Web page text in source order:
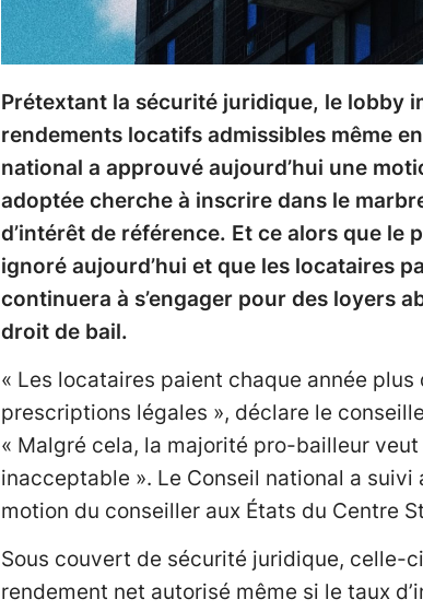
Prétextant la sécurité juridique, le lobby
rendements locatifs admissibles même
national a approuvé aujourd’hui une
adoptée cherche à inscrire dans le
d’intérêt de référence. Et ce alors que le
ignoré aujourd’hui et que les locataires
continuera à s’engager pour des loyers
droit de bail.
« Les locataires paient chaque année
prescriptions légales », déclare le
« Malgré cela, la majorité pro-bailleur
inacceptable ». Le Conseil national a suivi
motion du conseiller aux États du Centre
Sous couvert de sécurité juridique, celle-
rendement net autorisé même si le taux